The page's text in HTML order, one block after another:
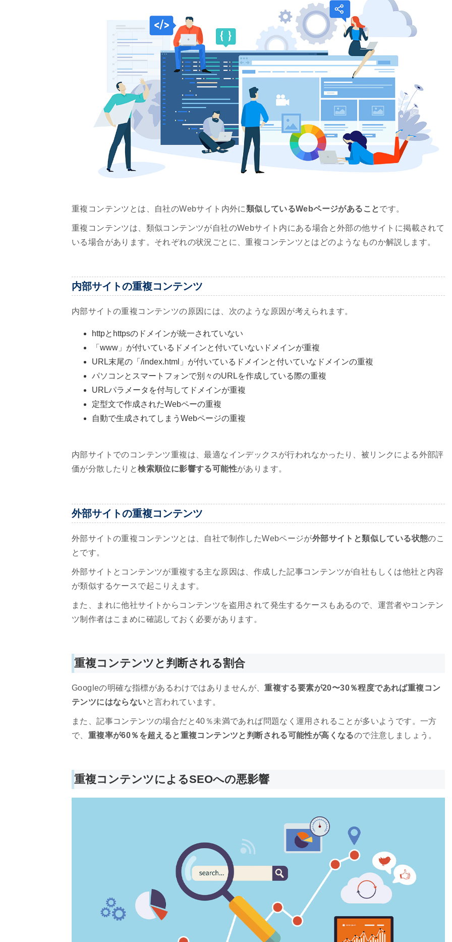
重複コンテンツとは、自社のWebサイト内外に類似しているWebページがあることです。
重複コンテンツは、類似コンテンツが自社のWebサイト内にある場合と外部の他サイトに掲載されて
いる場合があります。それぞれの状況ごとに、重複コンテンツとはどのようなものか解説します。
内部サイトの重複コンテンツ
内部サイトの重複コンテンツの原因には、次のような原因が考えられます。
httpとhttpsのドメインが統一されていない
「www」が付いているドメインと付いていないドメインが重複
URL末尾の「/index.html」が付いているドメインと付いていなドメインの重複
パソコンとスマートフォンで別々のURLを作成している際の重複
URLパラメータを付与してドメインが重複
定型文で作成されたWebペーの重複
自動で生成されてしまうWebページの重複
内部サイトでのコンテンツ重複は、最適なインデックスが行われなかったり、被リンクによる外部評
価が分散したりと検索順位に影響する可能性があります。
外部サイトの重複コンテンツ
外部サイトの重複コンテンツとは、自社で制作したWebページが外部サイトと類似している状態のこ
とです。
外部サイトとコンテンツが重複する主な原因は、作成した記事コンテンツが自社もしくは他社と内容
が類似するケースで起こりえます。
また、まれに他社サイトからコンテンツを盗用されて発生するケースもあるので、運営者やコンテン
ツ制作者はこまめに確認しておく必要があります。
重複コンテンツと判断される割合
Googleの明確な指標があるわけではありませんが、重複する要素が20〜30％程度であれば重複コン
テンツにはならないと言われています。
また、記事コンテンツの場合だと40％未満であれば問題なく運用されることが多いようです。一方
で、 重複率が60％を超えると重複コンテンツと判断される可能性が高くなるので注意しましょう。
重複コンテンツによるSEOへの悪影響